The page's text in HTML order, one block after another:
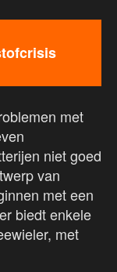
met
niet goed
van
met een
biedt enkele
met